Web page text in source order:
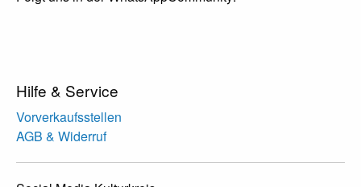
Hilfe & Service
Vorverkaufsstellen
AGB & Widerruf